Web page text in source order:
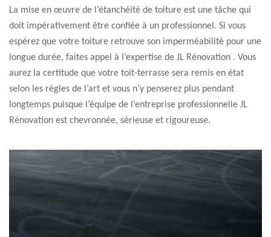
La mise en œuvre de l’étanchéité de toiture est une tâche qui
doit impérativement être confiée à un professionnel. Si vous
espérez que votre toiture retrouve son imperméabilité pour une
longue durée, faites appel à l’expertise de JL Rénovation . Vous
aurez la certitude que votre toit-terrasse sera remis en état
selon les règles de l’art et vous n’y penserez plus pendant
longtemps puisque l’équipe de l’entreprise professionnelle JL
Rénovation est chevronnée, sérieuse et rigoureuse.